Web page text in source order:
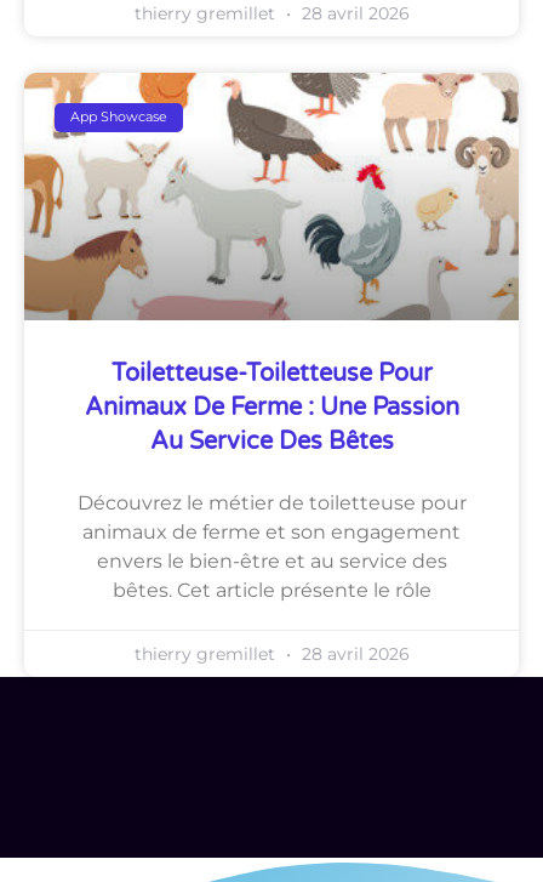
thierry gremillet 28 avril 2026
App Showcase
Toiletteuse-Toiletteuse Pour
Animaux De Ferme : Une Passion
Au Service Des Bêtes
Découvrez le métier de toiletteuse pour
animaux de ferme et son engagement
envers le bien-être et au service des
bêtes. Cet article présente le rôle
thierry gremillet 28 avril 2026